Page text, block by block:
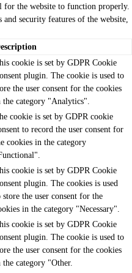
for the website to function properly.
and security features of the website,
cookie is set by GDPR Cookie
plugin. The cookie is used to
the user consent for the cookies
the category "Analytics".
cookie is set by GDPR cookie
to record the user consent for
cookies in the category
cookie is set by GDPR Cookie
plugin. The cookies is used
store the user consent for the
in the category "Necessary".
cookie is set by GDPR Cookie
plugin. The cookie is used to
the user consent for the cookies
the category "Other.